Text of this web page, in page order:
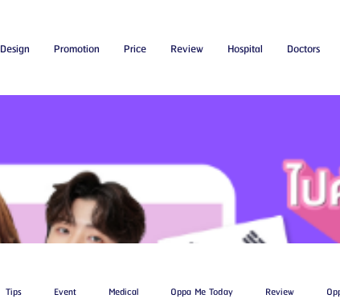
Design Promotion Price Review Hospital Doctors
Tips Event Medical Oppa Me Today Review